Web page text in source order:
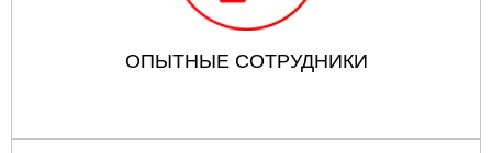
ОПЫТНЫЕ СОТРУДНИКИ